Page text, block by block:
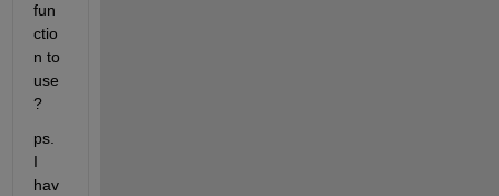
fun
ctio
n to
use
?
ps.
I
hav